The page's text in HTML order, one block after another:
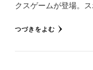
クスゲームが登場。
つづきをよむ